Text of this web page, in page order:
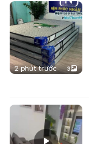
2 phút trước 3